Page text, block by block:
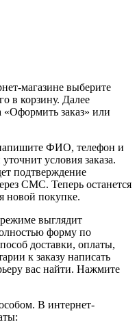
магазине выберите
в корзину. Далее
заказ» или
ФИО, телефон и
условия заказа.
подтверждение
СМС. Теперь останется
новой покупке.
выглядит
форму по
доставки, оплаты,
к заказу написать
вас найти. Нажмите
В интернет-